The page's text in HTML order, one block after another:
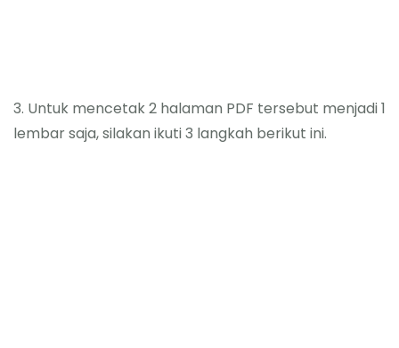
3. Untuk mencetak 2 halaman PDF tersebut menjadi 1
lembar saja, silakan ikuti 3 langkah berikut ini.